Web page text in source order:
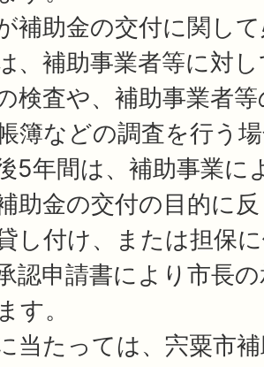
補助金の交付に関し
、補助事業者等に対
検査や、補助事業者
簿などの調査を行う
5年間は、補助事業に
助金の交付の目的に
し付け、または担保
認申請書により市長
す。
当たっては、宍粟市